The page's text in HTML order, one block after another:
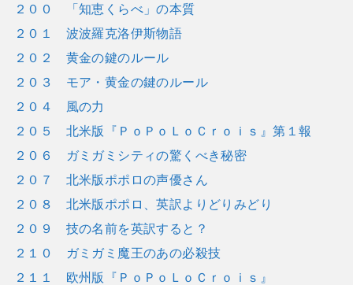
２００ 「知恵くらべ」の本質
２０１ 波波羅克洛伊斯物語
２０２ 黄金の鍵のルール
２０３ モア・黄金の鍵のルール
２０４ 風の力
２０５ 北米版『ＰｏＰｏＬｏＣｒｏｉｓ』第１報
２０６ ガミガミシティの驚くべき秘密
２０７ 北米版ポポロの声優さん
２０８ 北米版ポポロ、英訳よりどりみどり
２０９ 技の名前を英訳すると？
２１０ ガミガミ魔王のあの必殺技
２１１ 欧州版『ＰｏＰｏＬｏＣｒｏｉｓ』